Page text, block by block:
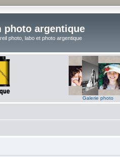
photo argentique
photo, labo et photo argentique
Galerie photo